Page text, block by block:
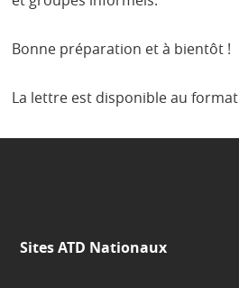
Bonne préparation et à bientôt !
La lettre est disponible au format
Sites ATD Nationaux